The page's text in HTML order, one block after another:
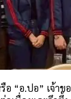
อ “อ.ปอ” เจ้า